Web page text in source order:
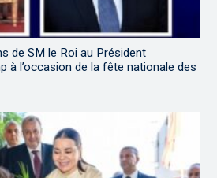
de SM le Roi au Président
à l’occasion de la fête nationale des